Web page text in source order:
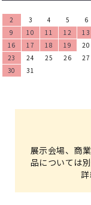
2
3 4 5 6
9
10 11 12 13
16
17 18 19 20
23
24 25 26 27
30
31
展示会場、商
品については